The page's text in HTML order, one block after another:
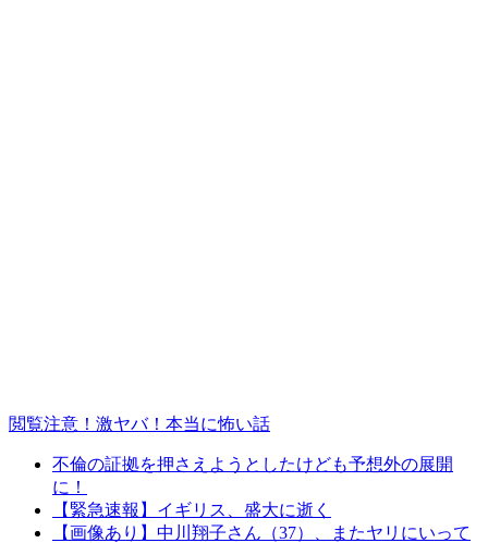
閲覧注意！激ヤバ！本当に怖い話
不倫の証拠を押さえようとしたけども予想外の展開
に！
【緊急速報】イギリス、盛大に逝く
【画像あり】中川翔子さん（37）、またヤリにいって